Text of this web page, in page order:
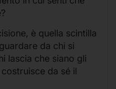
è quella scintilla
da chi si
lascia che siano gli
da sé il